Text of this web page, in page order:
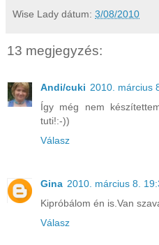
Wise Lady dátum: 3/08/2010
13 megjegyzés:
Andi/cuki 2010. március
Így még nem
tuti!:-))
Válasz
Gina 2010. március 8.
Kipróbálom én is.Van
Válasz